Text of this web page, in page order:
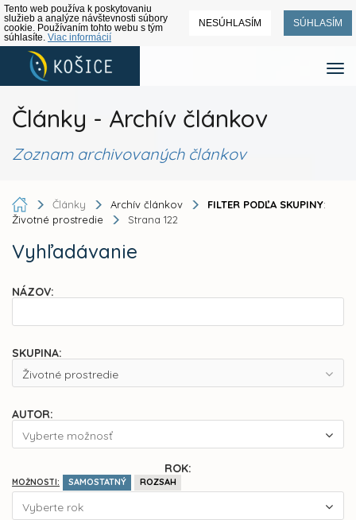
Tento web používa k poskytovaniu
služieb a analýze návštevnosti súbory
cookie. Používaním tohto webu s tým
súhlasíte. Viac informácií
NESÚHLASÍM SÚHLASÍM
Články - Archív článkov
Zoznam archivovaných článkov
Články Archív článkov FILTER PODĽA SKUPINY:
Životné prostredie
Strana 122
Vyhľadávanie
NÁZOV:
SKUPINA:
Životné prostredie
AUTOR:
Vyberte možnosť
ROK:
MOŽNOSTI: SAMOSTATNÝ ROZSAH
Vyberte rok